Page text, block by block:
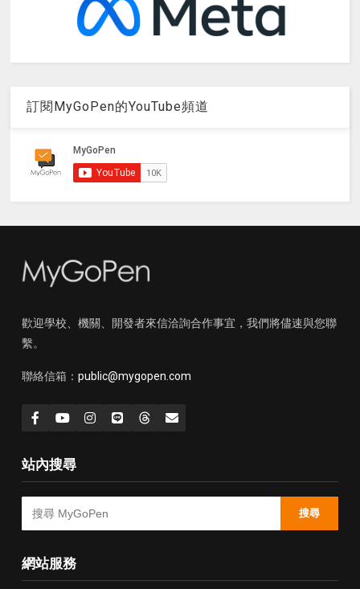
訂閱MyGoPen的YouTube頻道
歡迎學校、機關、開發者來信洽詢合作事宜，我們將儘速與您聯
繫。
聯絡信箱： public@mygopen.com
站內搜尋
搜尋
網站服務